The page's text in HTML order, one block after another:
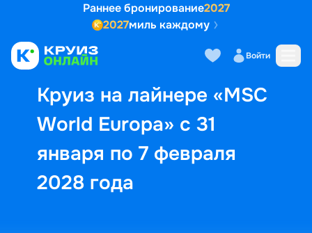
Раннее бронирование2027
2027миль каждому
Войти
Круиз на лайнере «MSC
World Europa» с 31
января по 7 февраля
2028 года
Выбор кают Маршрут и